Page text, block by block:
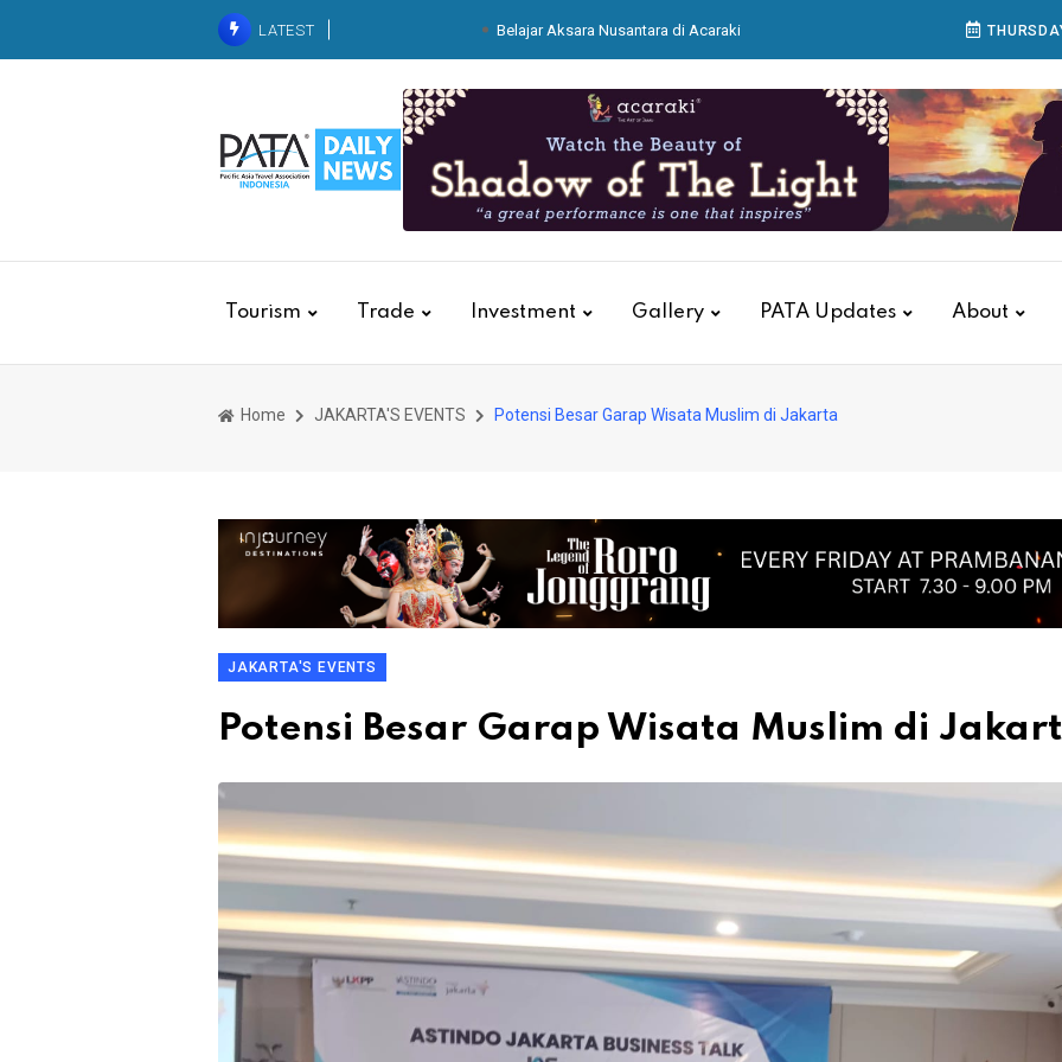
LATEST Belajar Aksara Nusantara di Acaraki
Indonesia 2026
Kolaborasi dengan Basarnas, KAI Services Gelar Pelatihan Tanggap Darurat
Kebakaran
Krista Exhibitions Group Buka IndoBeauty Expo 2026
Dari Balik Dapur Pegawai Bagian Produksi Bekerja Menyiapkan Sajian di
Tourism Trade Investment Gallery PATA Updates About
Home JAKARTA'S EVENTS Potensi Besar Garap Wisata Muslim di Jakarta
JAKARTA'S EVENTS
Potensi Besar Garap Wisata Muslim di